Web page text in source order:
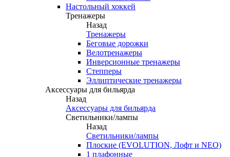
Настольный хоккей
Тренажеры
Назад
Тренажеры
Беговые дорожки
Велотренажеры
Инверсионные тренажеры
Степперы
Эллиптические тренажеры
Аксессуары для бильярда
Назад
Аксессуары для бильярда
Светильники/лампы
Назад
Светильники/лампы
Плоские (EVOLUTION, Лофт и NEO)
1 плафонные